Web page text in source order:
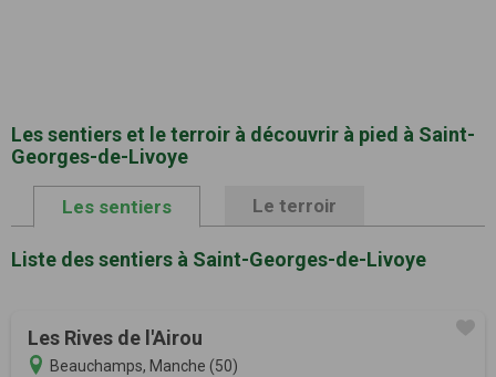
Les sentiers et le terroir à découvrir à pied à Saint-
Georges-de-Livoye
Les sentiers Le terroir
Liste des sentiers à Saint-Georges-de-Livoye
Les Rives de l'Airou
Beauchamps, Manche (50)